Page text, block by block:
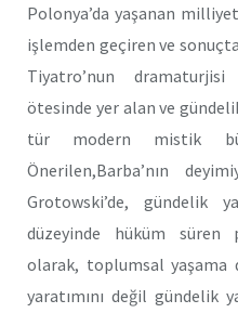
Polonya’da yaşanan
işlemden geçiren ve
Tiyatro’nun
ötesinde yer alan ve
tür modern mistik
Önerilen,Barba’nın
Grotowski’de, gündelik
düzeyinde hüküm süren
olarak, toplumsal yaşama
yaratımını değil gündelik